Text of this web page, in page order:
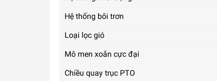
Hệ thống bôi trơn
Loại lọc gió
Mô men xoắn cực đại
Chiều quay trục PTO